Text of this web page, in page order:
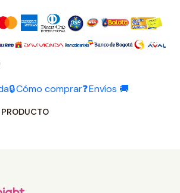
Cómo comprar❓Envíos 🚚